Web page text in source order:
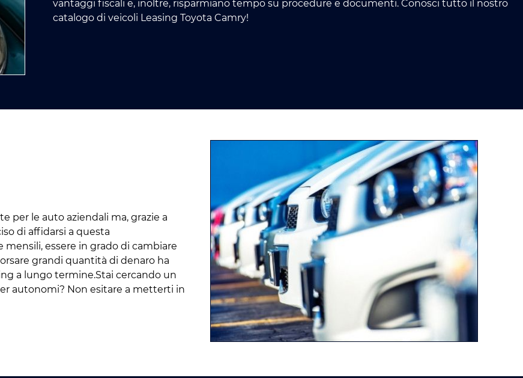
vantaggi fiscali e, inoltre, risparmiano tempo su procedure e documenti. Conosci tutto il nostro
catalogo di veicoli Leasing Toyota Camry!
per le auto aziendali ma, grazie a
di affidarsi a questa
essere in grado di cambiare
grandi quantità di denaro ha
a lungo termine.Stai cercando un
autonomi? Non esitare a metterti in